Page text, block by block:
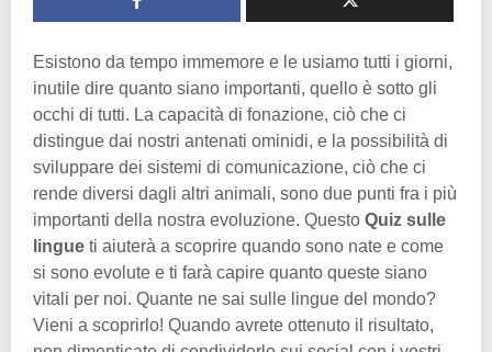
Esistono da tempo immemore e le usiamo tutti i giorni,
inutile dire quanto siano importanti, quello è sotto gli
occhi di tutti. La capacità di fonazione, ciò che ci
distingue dai nostri antenati ominidi, e la possibilità di
sviluppare dei sistemi di comunicazione, ciò che ci
rende diversi dagli altri animali, sono due punti fra i più
importanti della nostra evoluzione. Questo Quiz sulle
lingue ti aiuterà a scoprire quando sono nate e come
si sono evolute e ti farà capire quanto queste siano
vitali per noi. Quante ne sai sulle lingue del mondo?
Vieni a scoprirlo! Quando avrete ottenuto il risultato,